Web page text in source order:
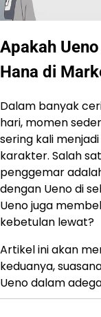
Apakah
Hana di
Dalam banyak
hari, momen
sering kali
karakter. Salah
penggemar
dengan Ueno di
Ueno juga
kebetulan lewat?
Artikel ini akan
keduanya,
Ueno dalam